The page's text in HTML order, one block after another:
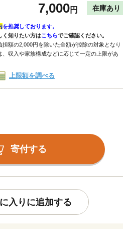
7,000円 在庫あり
を推奨しております。
く知りたい方はこちらでご確認ください。
額の2,000円を除いた全額が控除の対象となり
収入や家族構成などに応じて一定の上限があ
上限額を調べる
寄付する
入りに追加する